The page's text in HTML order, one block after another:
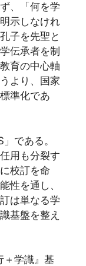
、「何を学
示しなけれ
子を先聖と
伝承者を制
育の中心軸
より、国家
準化であ
である。
用も分裂す
校訂を命
性を通し、
は単なる学
基盤を整え
＋学識』基